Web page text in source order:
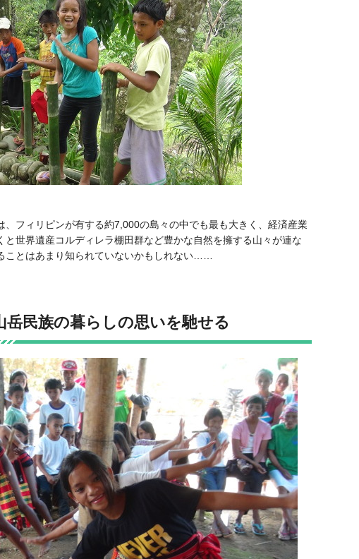
、フィリピンが有する約7,000の島々の中でも最も大きく、経済産業
世界遺産コルディレラ棚田群など豊かな自然を擁する山々が連な
ことはあまり知られていないかもしれない……
民族の暮らしの思いを馳せる